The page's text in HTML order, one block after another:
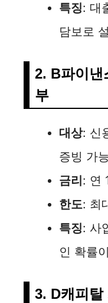
특징: 대
담보로
2. B파이낸
부
대상: 신
증빙 가
금리: 연
한도: 최
특징: 사
인 확률
3. D캐피탈